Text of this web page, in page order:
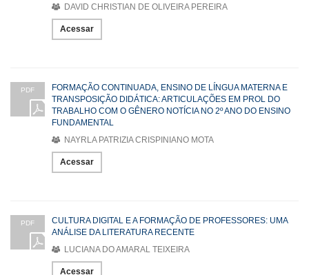
DAVID CHRISTIAN DE OLIVEIRA PEREIRA
Acessar
PDF
FORMAÇÃO CONTINUADA, ENSINO DE LÍNGUA MATERNA E
TRANSPOSIÇÃO DIDÁTICA: ARTICULAÇÕES EM PROL DO
TRABALHO COM O GÊNERO NOTÍCIA NO 2º ANO DO ENSINO
FUNDAMENTAL
NAYRLA PATRIZIA CRISPINIANO MOTA
Acessar
PDF
CULTURA DIGITAL E A FORMAÇÃO DE PROFESSORES: UMA
ANÁLISE DA LITERATURA RECENTE
LUCIANA DO AMARAL TEIXEIRA
Acessar